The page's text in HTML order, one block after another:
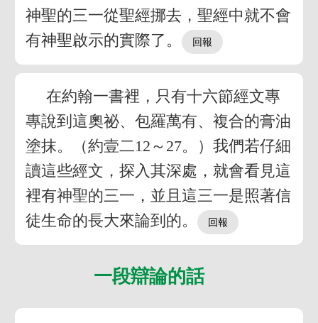
神聖的三一從聖經挪去，聖經中就不會
有神聖啟示的實際了。
在約翰一書裡，只有十六節經文專
專說到這奧祕、包羅萬有、複合的膏油
塗抹。（約壹二12～27。）我們若仔細
讀這些經文，探入其深處，就會看見這
裡有神聖的三一，並且這三一是照著信
徒生命的長大來論到的。
一段辯論的話